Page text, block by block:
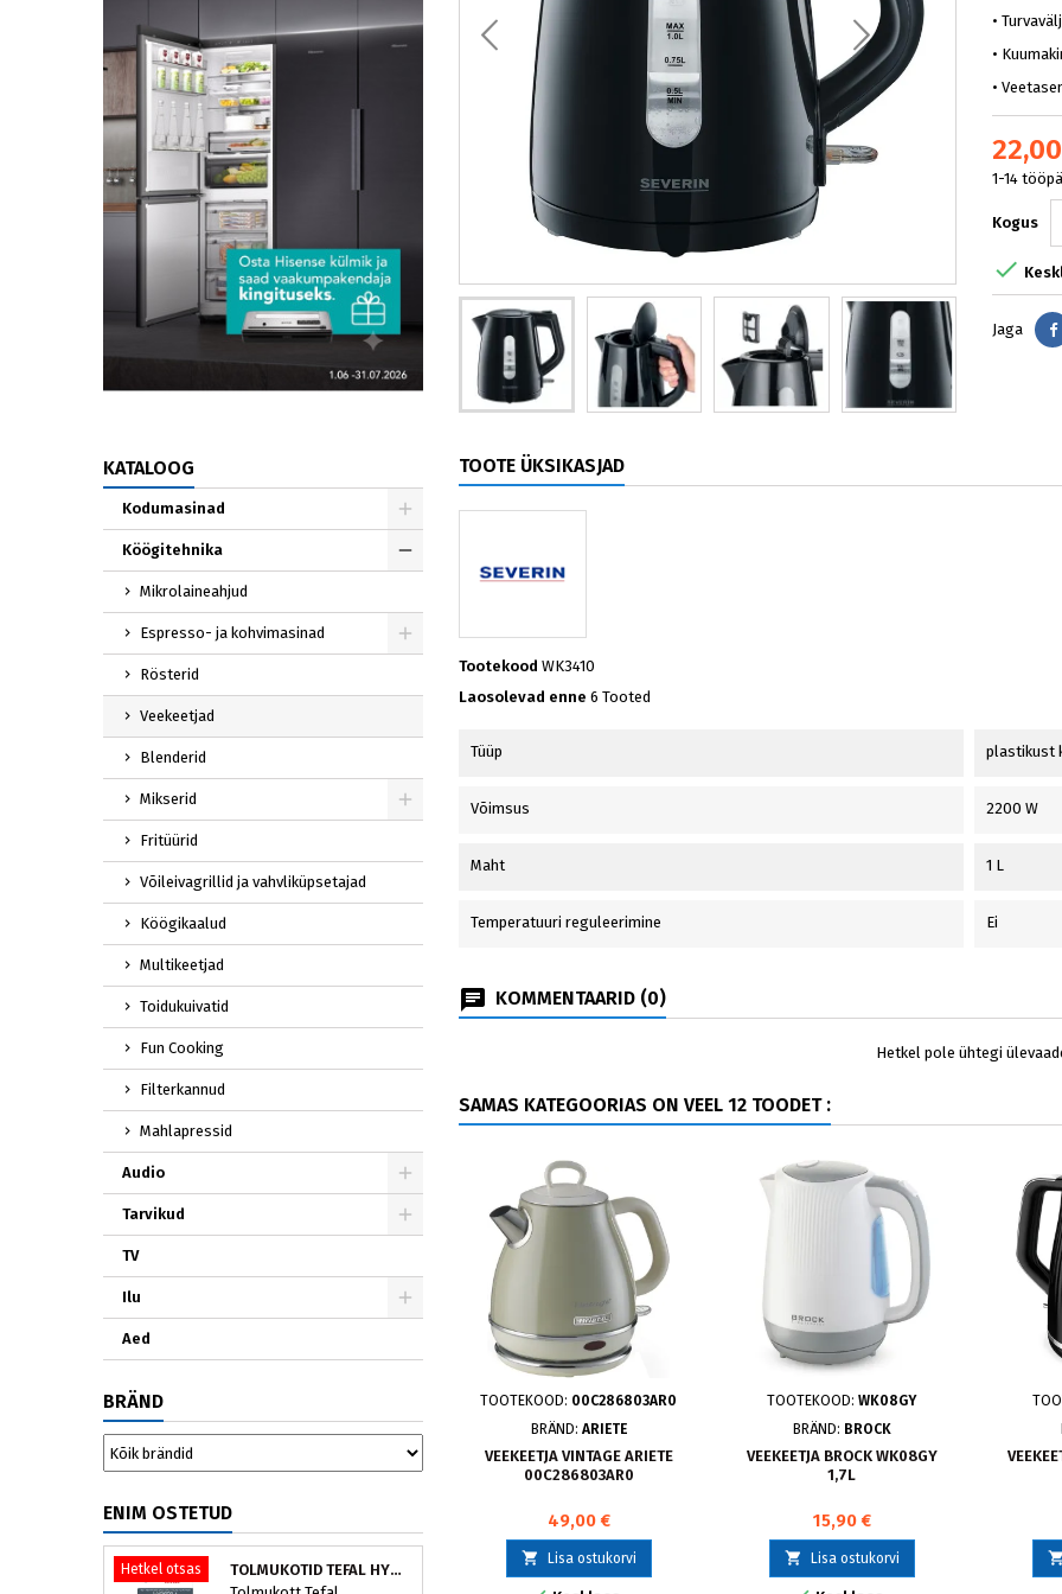
KATALOOG
Kodumasinad
Köögitehnika
Mikrolaineahjud
Espresso- ja kohvimasinad
Rösterid
Veekeetjad
Blenderid
Mikserid
Fritüürid
Võileivagrillid ja vahvliküpsetajad
Köögikaalud
Multikeetjad
Toidukuivatid
Fun Cooking
Filterkannud
Mahlapressid
Audio
Tarvikud
TV
Ilu
Aed
BRÄND
ENIM OSTETUD
Hetkel otsas
TOLMUKOTID TEFAL HYGIENE+ ZR200540 (4 TK)
•
•
•
1-14
Kogus

Jaga
TOOTE ÜKSIKASJAD
Tootekood WK3410
Laosolevad enne 6 Tooted
Tüüp plastikust
Võimsus 2200 W
Maht 1 L
Temperatuuri reguleerimine Ei
KOMMENTAARID (0)
Hetkel pole ühtegi
SAMAS KATEGOORIAS ON VEEL 12 TOODET :
TOOTEKOOD: 00C286803AR0
BRÄND: ARIETE
VEEKEETJA VINTAGE ARIETE
00C286803AR0
49,00 €
 Lisa ostukorvi
TOOTEKOOD: WK08GY
BRÄND: BROCK
VEEKEETJA BROCK WK08GY
1,7L
15,90 €
 Lisa ostukorvi 